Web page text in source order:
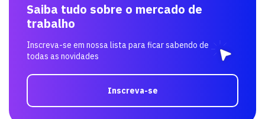
Saiba tudo sobre o mercado de
trabalho
Inscreva-se em nossa lista para ficar sabendo de
todas as novidades
Inscreva-se